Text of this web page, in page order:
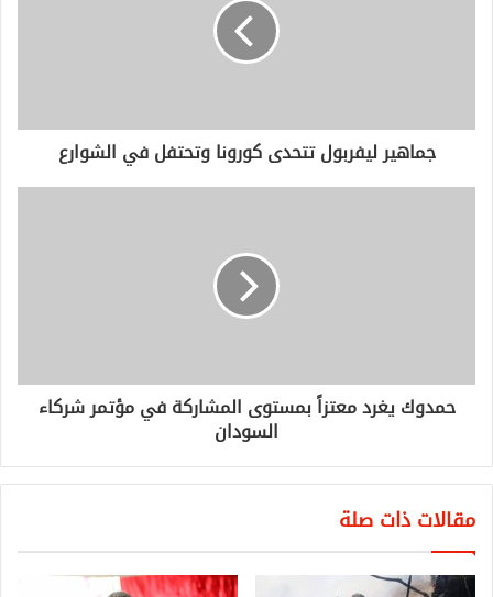
جماهير ليفربول تتحدى كورونا وتحتفل في الشوارع
حمدوك يغرد معتزاً بمستوى المشاركة في مؤتمر شركاء
السودان
مقالات ذات صلة